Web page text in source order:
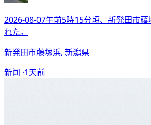
2026-08-07午前5時15分頃、新発田市
れた。
新発田市藤塚浜, 新潟県
新闻 ·1天前